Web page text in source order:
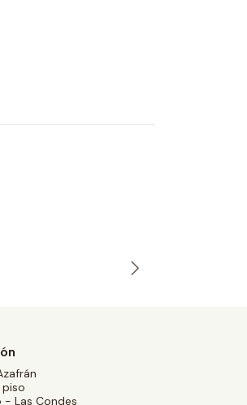
piso
- Las Condes